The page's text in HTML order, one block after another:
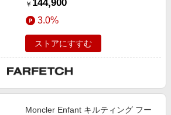
￥ 144,900
3.0%
ストアにすすむ
Moncler Enfant キルティング フー